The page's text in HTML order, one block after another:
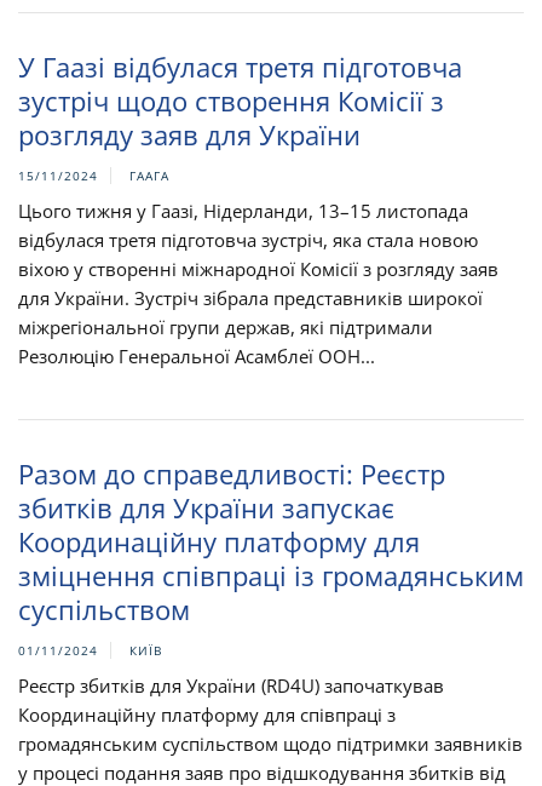
У Гаазі відбулася третя підготовча
зустріч щодо створення Комісії з
розгляду заяв для України
15/11/2024 ГААГА
Цього тижня у Гаазі, Нідерланди, 13–15 листопада
відбулася третя підготовча зустріч, яка стала новою
віхою у створенні міжнародної Комісії з розгляду заяв
для України. Зустріч зібрала представників широкої
міжрегіональної групи держав, які підтримали
Резолюцію Генеральної Асамблеї ООН...
Разом до справедливості: Реєстр
збитків для України запускає
Координаційну платформу для
зміцнення співпраці із громадянським
суспільством
01/11/2024 КИЇВ
Реєстр збитків для України (RD4U) започаткував
Координаційну платформу для співпраці з
громадянським суспільством щодо підтримки заявників
у процесі подання заяв про відшкодування збитків від